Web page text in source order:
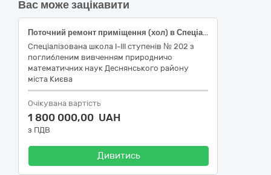
Вас може зацікавити
Поточний ремонт приміщення (хол) в Спеціалізованій школі І-ІІІ ступенів №202 з поглибленим вивченням природничо-математичних наук Деснянського району міста Києва, проспект Лісовий, 22-А
Спеціалізована школа I-III ступенів № 202 з
поглибленим вивченням природничо
математичних наук Деснянського району
міста Києва
Очікувана вартість
1 800 000,00 UAH
з ПДВ
Дивитись